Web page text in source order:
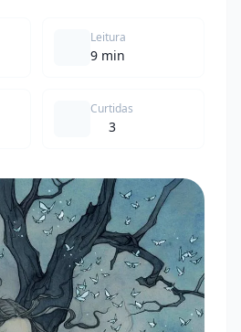
Leitura
9 min
Curtidas
3